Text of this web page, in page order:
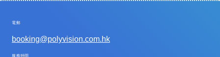
電郵
booking@polyvision.com.hk
服務時間